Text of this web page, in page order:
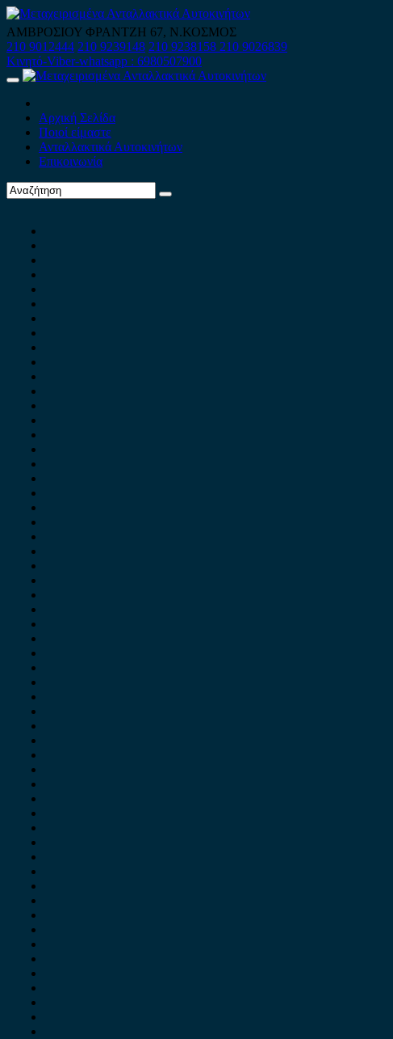
Skip
to
content
ΑΜΒΡΟΣΙΟΥ ΦΡΑΝΤΖΗ 67, Ν.ΚΟΣΜΟΣ
210 9012444 210 9239148 210 9238158 210 9026839
Κινητό-Viber-whatsapp : 6980507900
Primary
Αρχική Σελίδα
Ποιοί είμαστε
Ανταλλακτικά Αυτοκινήτων
Επικοινωνία